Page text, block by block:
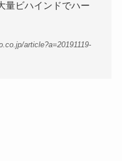
量ビハインドでハー
article?a=20191119-